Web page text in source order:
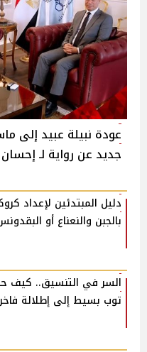
عودة نبيلة عبيد إلى
جديد عن رواية لـ
دليل المبتدئين لإعداد
بالجبن والنعناع أو
السر في التنسيق.. كيف
توب بسيط إلى إطلالة